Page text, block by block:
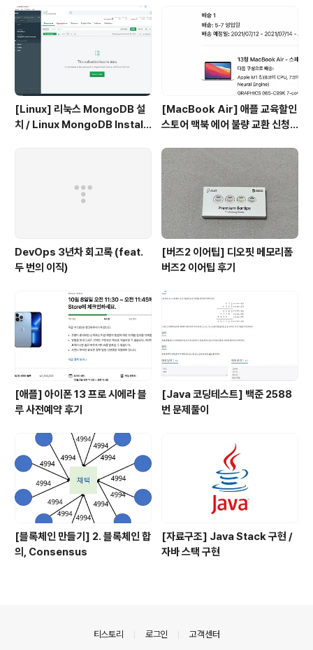
을 사용하여 시간 연산을 해도 된다. 하지만 알고리즘을 공
부하는 우리는 시간은 분으로 표현할 수 있다.라는 특징을
이용하여 문제를 해결할 것이다. ..
[Linux] 리눅스 MongoDB 설
치 / Linux MongoDB Install
[MacBook Air] 애플 교육할인
스토어 맥북 에어 불량 교환 신청
DevOps 3년차 회고록 (feat.
두 번의 이직)
[버즈2 이어팁] 디오핏 메모리폼
버즈2 이어팁 후기
[애플] 아이폰 13 프로 시에라 블
루 사전예약 후기
[Java 코딩테스트] 백준 2588
번 문제풀이
[블록체인 만들기] 2. 블록체인 합
의, Consensus
[자료구조] Java Stack 구현 /
자바 스택 구현
티스토리 로그인 고객센터